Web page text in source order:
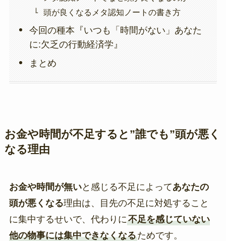
頭が良くなるメタ認知ノートの書き方
今回の種本『いつも「時間がない」あなた
に:欠乏の行動経済学』
まとめ
お金や時間が不足すると”誰でも”頭が悪く
なる理由
お金や時間が無いと感じる不足によってあなたの
頭が悪くなる理由は、目先の不足に対処すること
に集中するせいで、代わりに不足を感じていない
他の物事には集中できなくなるためです。